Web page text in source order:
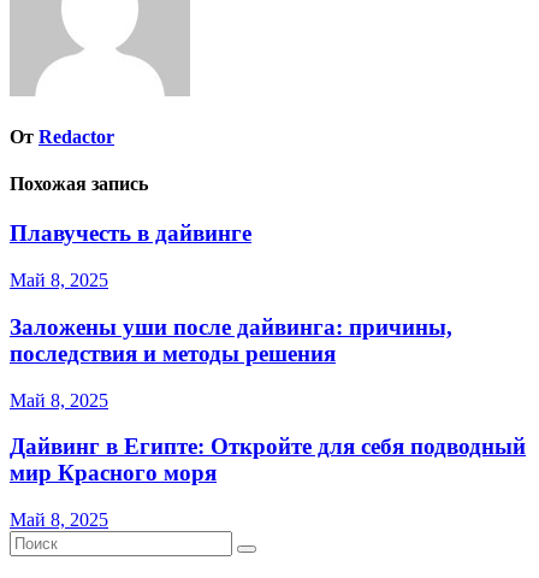
От Redactor
Похожая запись
Плавучесть в дайвинге
Май 8, 2025
Заложены уши после дайвинга: причины,
последствия и методы решения
Май 8, 2025
Дайвинг в Египте: Откройте для себя подводный
мир Красного моря
Май 8, 2025